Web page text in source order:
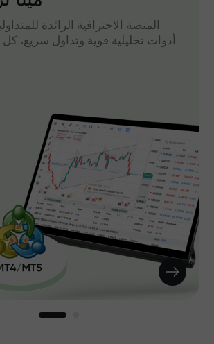
المنصة الاحترافية الرائدة
أدوات تحليلية قوية وتداول سريع،